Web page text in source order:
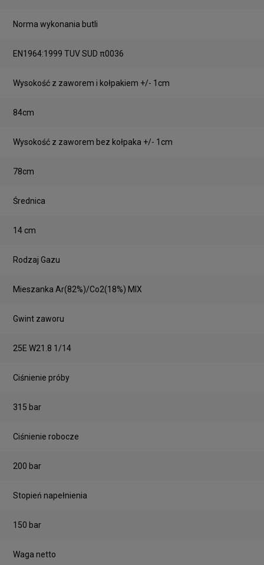
Norma wykonania butli
EN1964:1999 TUV SUD π0036
Wysokość z zaworem i kołpakiem +/- 1cm
84cm
Wysokość z zaworem bez kołpaka +/- 1cm
78cm
Średnica
14 cm
Rodzaj Gazu
Mieszanka Ar(82%)/Co2(18%) MIX
Gwint zaworu
25E W21.8 1/14
Ciśnienie próby
315 bar
Ciśnienie robocze
200 bar
Stopień napełnienia
150 bar
Waga netto